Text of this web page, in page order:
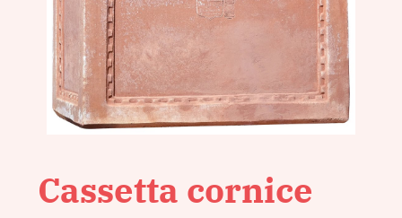
Cassetta cornice